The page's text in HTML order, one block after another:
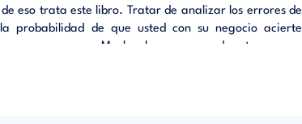
eso trata este libro. Tratar de analizar los errores de
probabilidad de que usted con su negocio acierte
recursos. Muchos han comparado este proceso
los cuales cometen errores y se enfrentan
gestionan y lo superan ya que sólo gana uno en las